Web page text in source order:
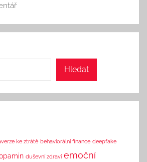
e
T
n
k
Hledat
ke ztrátě behaviorální finance deepfake
duševní zdraví emoční